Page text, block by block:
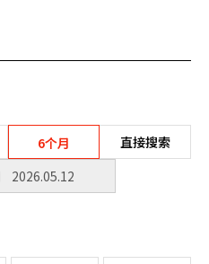
6个月 直接搜索